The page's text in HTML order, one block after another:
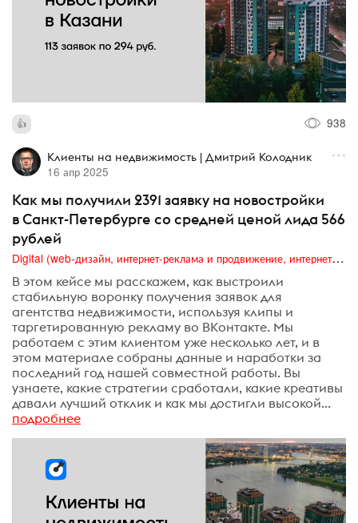
938
Клиенты на недвижимость | Дмитрий Колодник
16 апр 2025
Как мы получили 2391 заявку на новостройки
в Санкт-Петербурге со средней ценой лида 566
рублей
Digital (web-дизайн, интернет-реклама и продвижение, интернет-сообщества и блоги, интернет-коммуникации, мобильный маркетинг, реклама на цифровых экранах)
В этом кейсе мы расскажем, как выстроили
стабильную воронку получения заявок для
агентства недвижимости, используя клипы и
таргетированную рекламу во ВКонтакте. Мы
работаем с этим клиентом уже несколько лет, и в
этом материале собраны данные и наработки за
последний год нашей совместной работы. Вы
узнаете, какие стратегии сработали, какие креативы
давали лучший отклик и как мы достигли высокой...
подробнее